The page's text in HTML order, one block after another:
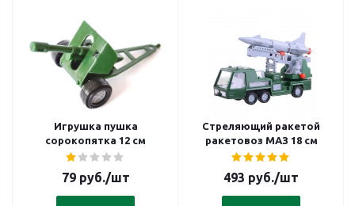
Игрушка пушка
сорокопятка 12 см
79руб./шт
Стреляющий ракетой
ракетовоз МАЗ 18 см
493 руб./шт